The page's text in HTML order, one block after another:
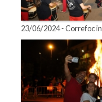
23/06/2024 - Correfoc